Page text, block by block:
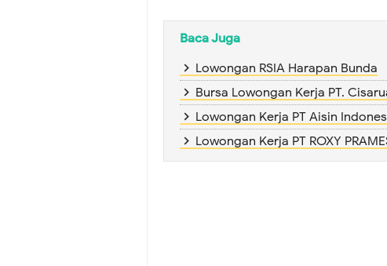
Baca Juga
Lowongan RSIA Harapan Bunda
Bursa Lowongan Kerja PT.
Lowongan Kerja PT Aisin
Lowongan Kerja PT ROXY